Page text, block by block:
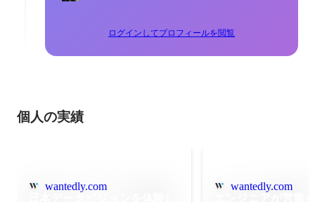
ログインしてプロフィールを閲覧
個人の実績
wantedly.com wantedly.com